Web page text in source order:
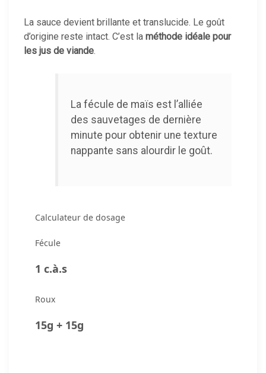
La sauce devient brillante et translucide. Le goût
d’origine reste intact. C’est la méthode idéale pour
les jus de viande.
La fécule de maïs est l’alliée
des sauvetages de dernière
minute pour obtenir une texture
nappante sans alourdir le goût.
Calculateur de dosage
Fécule
1 c.à.s
Roux
15g + 15g